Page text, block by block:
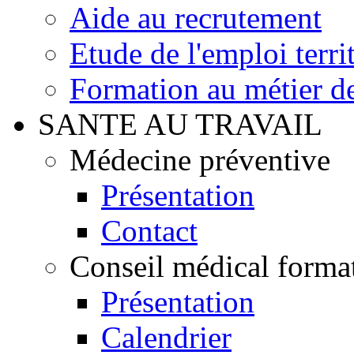
Aide au recrutement
Etude de l'emploi
Formation au métier
SANTE AU TRAVAIL
Médecine préventive
Présentation
Contact
Conseil médical
Présentation
Calendrier